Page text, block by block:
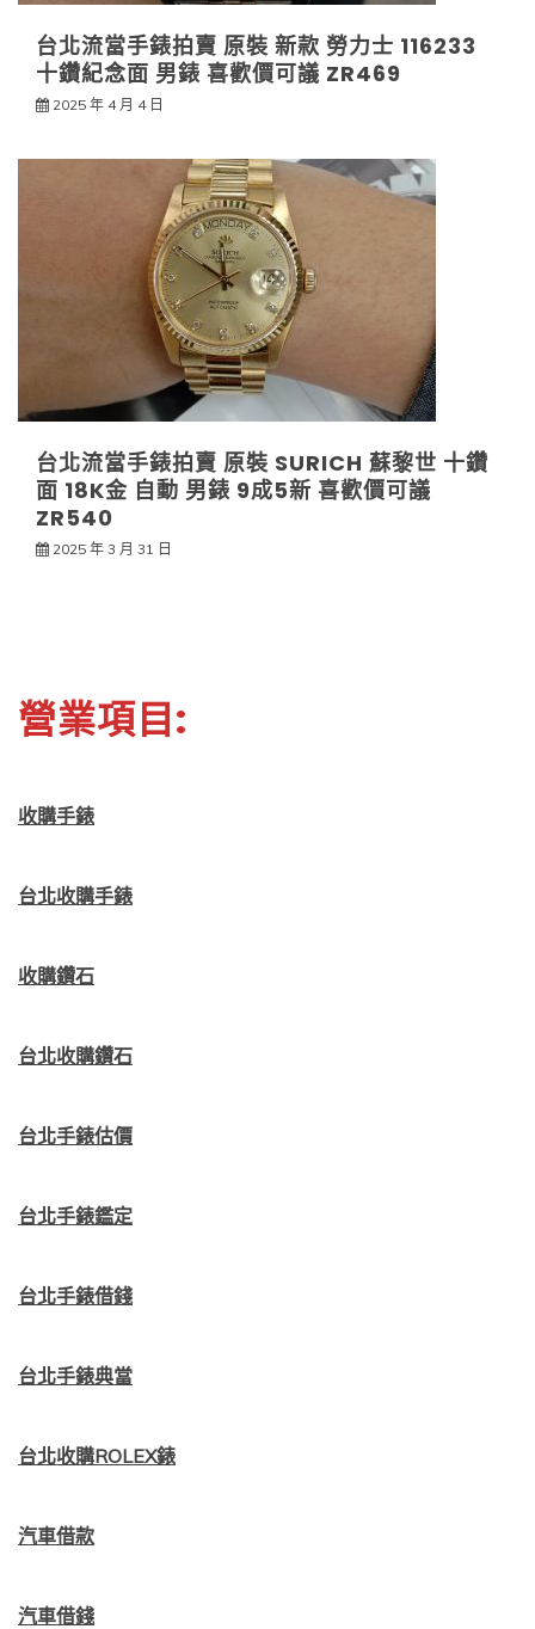
台北流當手錶拍賣 原裝 新款 勞力士 116233
十鑽紀念面 男錶 喜歡價可議 ZR469
2025 年 4 月 4 日
台北流當手錶拍賣 原裝 SURICH 蘇黎世 十鑽
面 18K金 自動 男錶 9成5新 喜歡價可議
ZR540
2025 年 3 月 31 日
營業項目:
收購手錶
台北收購手錶
收購鑽石
台北收購鑽石
台北手錶估價
台北手錶鑑定
台北手錶借錢
台北手錶典當
台北收購ROLEX錶
汽車借款
汽車借錢